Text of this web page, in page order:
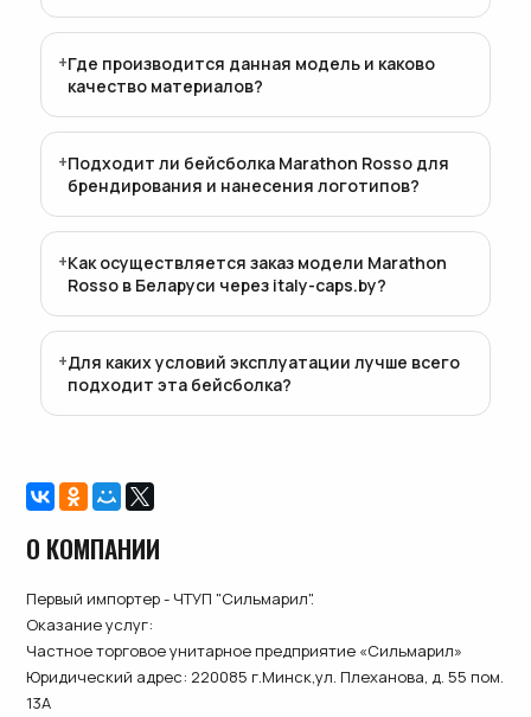
Где производится данная модель и каково
качество материалов?
Подходит ли бейсболка Marathon Rosso для
брендирования и нанесения логотипов?
Как осуществляется заказ модели Marathon
Rosso в Беларуси через italy-caps.by?
Для каких условий эксплуатации лучше всего
подходит эта бейсболка?
О КОМПАНИИ
Первый импортер - ЧТУП "Сильмарил".
Оказание услуг:
Частное торговое унитарное предприятие «Сильмарил»
Юридический адрес: 220085 г.Минск,ул. Плеханова, д. 55 пом.
13А